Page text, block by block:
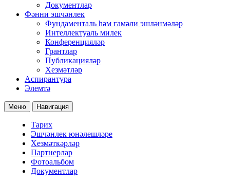
Документлар
Фәнни эшчәнлек
Фундаменталь һәм гамәли эшләнмәләр
Интеллектуаль милек
Конференцияләр
Грантлар
Публикацияләр
Хезмәтләр
Аспирантура
Элемтә
Меню Навигация
Тарих
Эшчәнлек юнәлешләре
Хезмәткәрләр
Партнерлар
Фотоальбом
Документлар